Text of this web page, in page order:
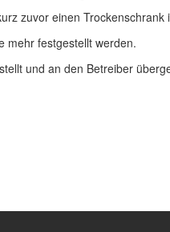
zuvor einen
mehr festgestellt werden.
und an den Betreiber